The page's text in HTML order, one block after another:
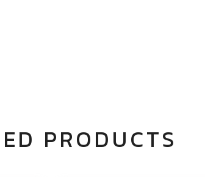
PRODUCTS